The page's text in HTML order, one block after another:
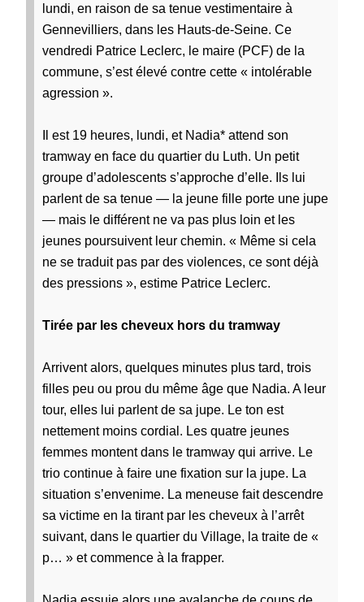
lundi, en raison de sa tenue vestimentaire à
Gennevilliers, dans les Hauts-de-Seine. Ce
vendredi Patrice Leclerc, le maire (PCF) de la
commune, s’est élevé contre cette « intolérable
agression ».
Il est 19 heures, lundi, et Nadia* attend son
tramway en face du quartier du Luth. Un petit
groupe d’adolescents s’approche d’elle. Ils lui
parlent de sa tenue — la jeune fille porte une jupe
— mais le différent ne va pas plus loin et les
jeunes poursuivent leur chemin. « Même si cela
ne se traduit pas par des violences, ce sont déjà
des pressions », estime Patrice Leclerc.
Tirée par les cheveux hors du tramway
Arrivent alors, quelques minutes plus tard, trois
filles peu ou prou du même âge que Nadia. A leur
tour, elles lui parlent de sa jupe. Le ton est
nettement moins cordial. Les quatre jeunes
femmes montent dans le tramway qui arrive. Le
trio continue à faire une fixation sur la jupe. La
situation s’envenime. La meneuse fait descendre
sa victime en la tirant par les cheveux à l’arrêt
suivant, dans le quartier du Village, la traite de «
p… » et commence à la frapper.